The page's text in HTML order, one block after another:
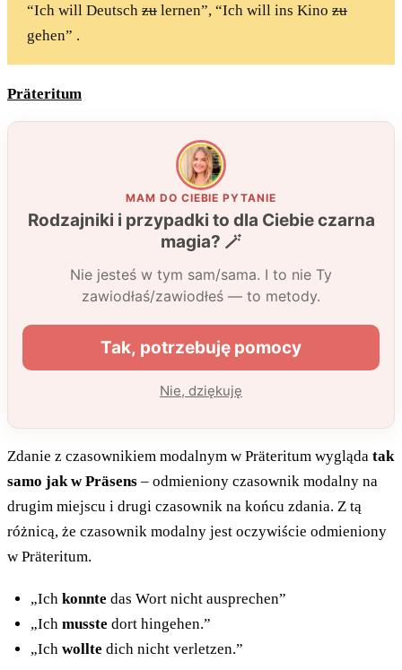
“Ich will Deutsch zu lernen”, “Ich will ins Kino zu
gehen” .
Präteritum
Zdanie z czasownikiem modalnym w Präteritum wygląda tak
samo jak w Präsens – odmieniony czasownik modalny na
drugim miejscu i drugi czasownik na końcu zdania. Z tą
różnicą, że czasownik modalny jest oczywiście odmieniony
w Präteritum.
„Ich konnte das Wort nicht ausprechen”
„Ich musste dort hingehen.”
„Ich wollte dich nicht verletzen.”